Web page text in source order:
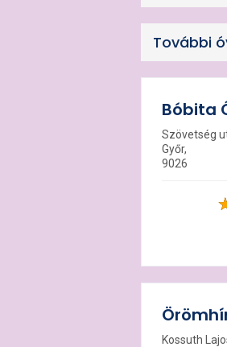
További
Bóbita
Szövetség
Győr,
9026
Kossuth